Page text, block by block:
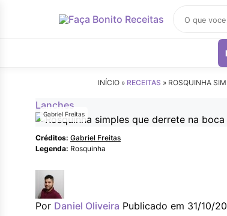
receitas
INÍCIO » RECEITAS » ROSQUINHA
Lanches
Gabriel Freitas
Créditos: Gabriel Freitas
Legenda: Rosquinha
Por Daniel Oliveira Publicado em 31/10/